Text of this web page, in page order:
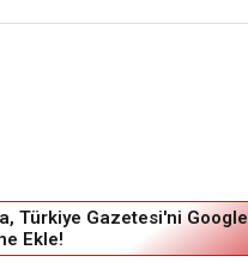
Türkiye Gazetesi'ni Google
Ekle!